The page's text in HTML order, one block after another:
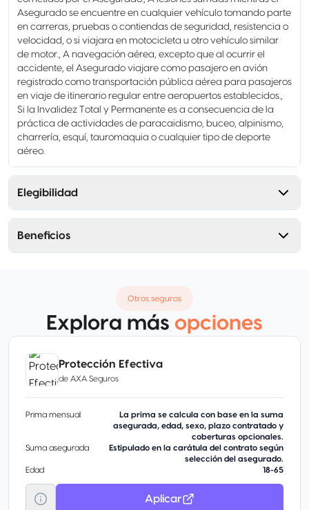
Asegurado se encuentre en cualquier vehículo tomando parte
en carreras, pruebas o contiendas de seguridad, resistencia o
velocidad, o si viajara en motocicleta u otro vehículo similar
de motor., A navegación aérea, excepto que al ocurrir el
accidente, el Asegurado viajare como pasajero en avión
registrado como transportación pública aérea para pasajeros
en viaje de itinerario regular entre aeropuertos establecidos.,
Si la Invalidez Total y Permanente es a consecuencia de la
práctica de actividades de paracaidismo, buceo, alpinismo,
charrería, esquí, tauromaquia o cualquier tipo de deporte
aéreo.
Elegibilidad
Beneficios
Otros seguros
Explora más opciones
Protección Efectiva
de AXA Seguros
Prima mensual
La prima se calcula con base en la suma
asegurada, edad, sexo, plazo contratado y
coberturas opcionales.
Suma asegurada
Estipulado en la carátula del contrato según
selección del asegurado.
Edad
18-65
Aplicar